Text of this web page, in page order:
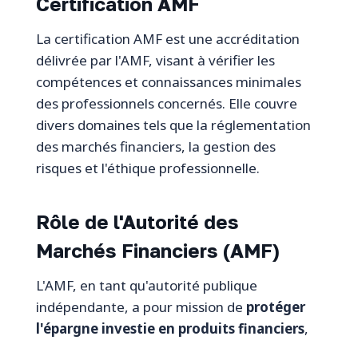
La certification AMF est une accréditation
délivrée par l'AMF, visant à vérifier les
compétences et connaissances minimales
des professionnels concernés. Elle couvre
divers domaines tels que la réglementation
des marchés financiers, la gestion des
risques et l'éthique professionnelle.
Rôle de l'Autorité des
Marchés Financiers (AMF)
L'AMF, en tant qu'autorité publique
indépendante, a pour mission de protéger
l'épargne investie en produits financiers,